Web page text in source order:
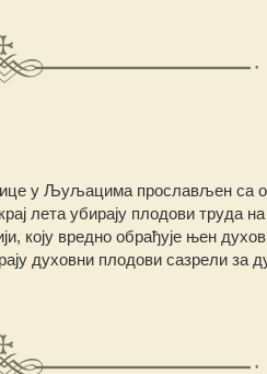
у Љуљацима прослављен са
лета убирају плодови труда
коју вредно обрађује њен
духовни плодови сазрели за